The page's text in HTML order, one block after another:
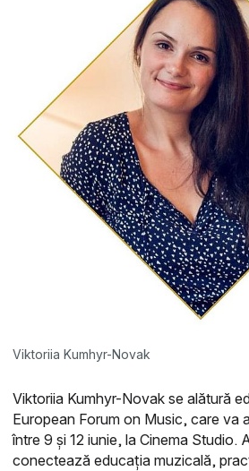
Viktoriia Kumhyr-Novak
Viktoriia Kumhyr-Novak se alătură
European Forum on Music, care va
între 9 și 12 iunie, la Cinema Studio.
conectează educația muzicală,